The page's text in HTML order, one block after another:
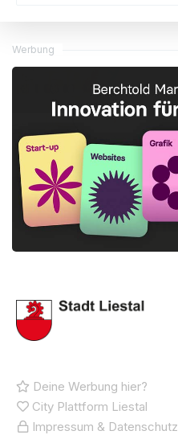
Werbung
Deine Werbung hier?
City Plattform Liestal
Impressum & Datenschutz